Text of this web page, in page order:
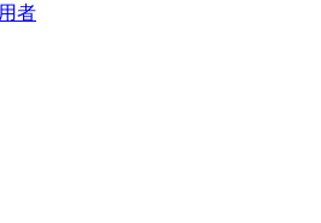
者